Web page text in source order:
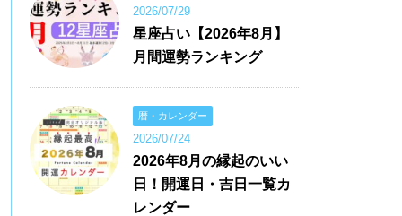
2026/07/29
星座占い【2026年8月】
月間運勢ランキング
暦・カレンダー
2026/07/24
2026年8月の縁起のいい
日！開運日・吉日一覧カ
レンダー